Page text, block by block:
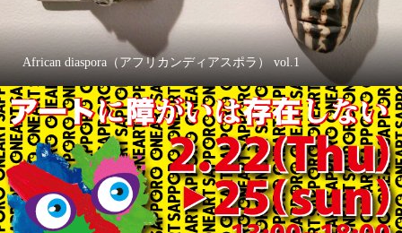
African diaspora（アフリカンディアスポラ） vol.1